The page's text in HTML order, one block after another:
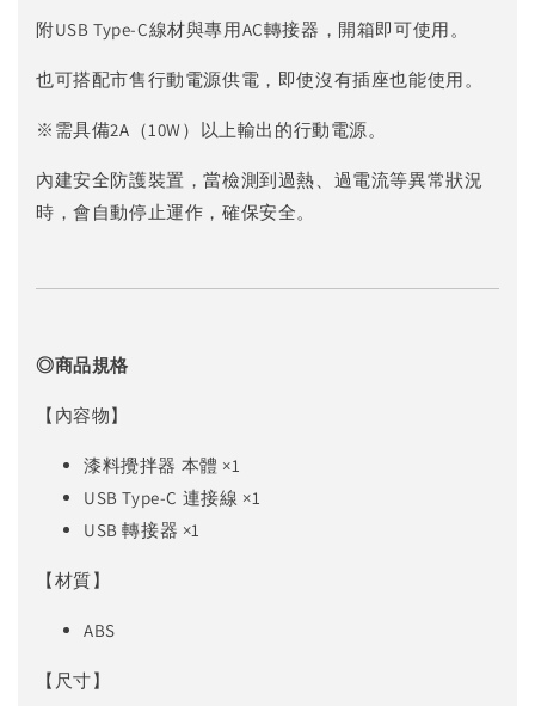
附USB Type-C線材與專用AC轉接器，開箱即可使用。
也可搭配市售行動電源供電，即使沒有插座也能使用。
※需具備2A（10W）以上輸出的行動電源。
內建安全防護裝置，當檢測到過熱、過電流等異常狀況
時，會自動停止運作，確保安全。
◎商品規格
【內容物】
漆料攪拌器 本體 ×1
USB Type-C 連接線 ×1
USB 轉接器 ×1
【材質】
ABS
【尺寸】